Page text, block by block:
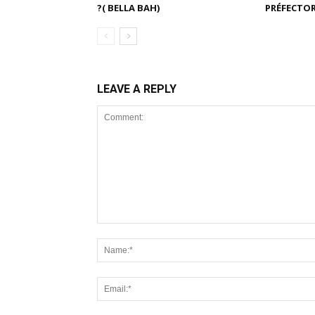
?( BELLA BAH)
LEAVE A REPLY